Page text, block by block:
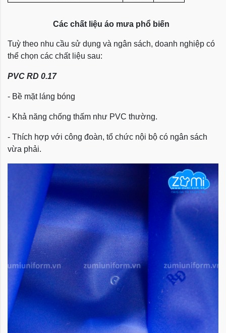
Các chất liệu áo mưa phổ biến
Tuỳ theo nhu cầu sử dụng và ngân sách, doanh nghiệp có
thể chọn các chất liệu sau:
PVC RD 0.17
- Bề mặt láng bóng
- Khả năng chống thấm như PVC thường.
- Thích hợp với công đoàn, tổ chức nội bộ có ngân sách
vừa phải.